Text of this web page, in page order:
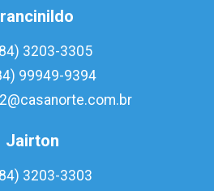
3203-3305
99949-9394
Jairton
3203-3303